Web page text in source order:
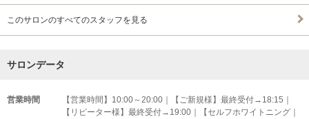
このサロンのすべてのスタッフを見る
サロンデータ
営業時間
【営業時間】10:00～20:00｜【ご新規様】最終受付→18:15｜
【リピーター様】最終受付→19:00｜【セルフホワイトニング｜